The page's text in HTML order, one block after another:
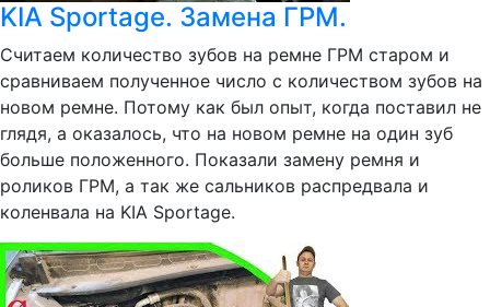
KIA Sportage. Замена ГРМ.
Считаем количество зубов на ремне ГРМ старом и
сравниваем полученное число с количеством зубов на
новом ремне. Потому как был опыт, когда поставил не
глядя, а оказалось, что на новом ремне на один зуб
больше положенного. Показали замену ремня и
роликов ГРМ, а так же сальников распредвала и
коленвала на KIA Sportage.